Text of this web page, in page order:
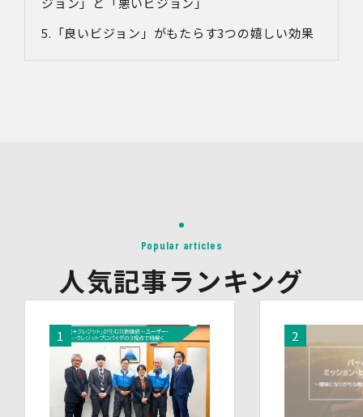
・統計資料の作成のため
4.第三者への提供
電話、FAX、電子メール、郵送などの一般的な方法
上記の内容によらない個人情報の第三者提供を行う場合に
は、あらかじめ本人に対し個別具体的な内容を提示して同
5.委託
当社は、上記利用目的の達成に必要な範囲内において、個
人情報の取扱いの全部又は一部を委託する場合がありま
す。個人情報の取扱いを外部に委託する際は、十分な情報
管理水準を確保している委託先を選定するとともに、当該
「良いビジョン」がもたらす3つの嬉しい効果
Popular articles
人気記事ランキング